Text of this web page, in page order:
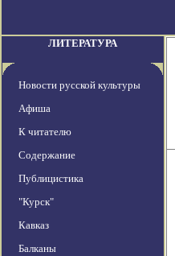
ЛИТЕРАТУРА
Новости русской культуры
Афиша
К читателю
Содержание
Публицистика
"Курск"
Кавказ
Балканы